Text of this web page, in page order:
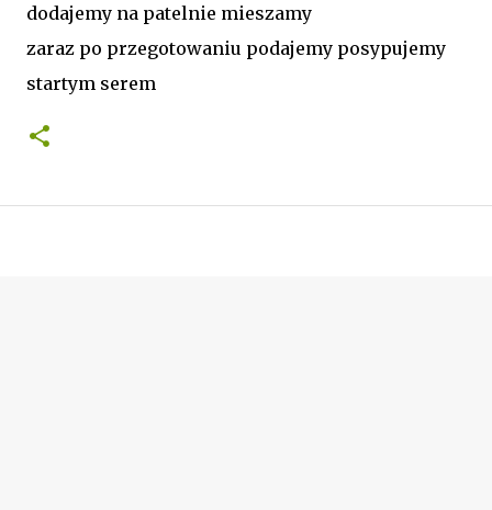
dodajemy na patelnie mieszamy
zaraz po przegotowaniu podajemy posypujemy
startym serem